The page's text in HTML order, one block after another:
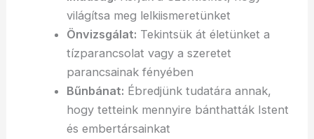
világítsa meg lelkiismeretünket
Önvizsgálat: Tekintsük át életünket a
tízparancsolat vagy a szeretet
parancsainak fényében
Bűnbánat: Ébredjünk tudatára annak,
hogy tetteink mennyire bánthatták Istent
és embertársainkat